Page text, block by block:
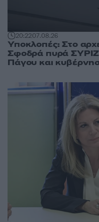
20:2207.08.26
Υποκλοπές: Στο
Σφοδρά πυρά
Πάγου και